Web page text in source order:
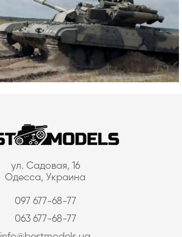
ул. Садовая, 16
Одесса, Украина
097 677-68-77
063 677-68-77